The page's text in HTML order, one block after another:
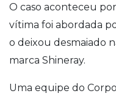
O caso aconteceu
vítima foi abordada
o deixou desmaiado
marca Shineray.
Uma equipe do